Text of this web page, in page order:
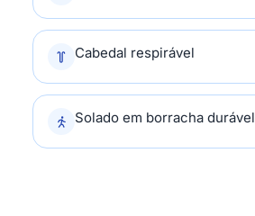
Cabedal respirável
Solado em borracha durável